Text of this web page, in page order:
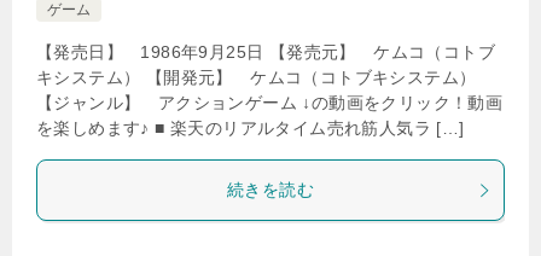
ゲーム
【発売日】 1986年9月25日 【発売元】 ケムコ（コトブ
キシステム） 【開発元】 ケムコ（コトブキシステム）
【ジャンル】 アクションゲーム ↓の動画をクリック！動画
を楽しめます♪ ■ 楽天のリアルタイム売れ筋人気ラ […]
続きを読む